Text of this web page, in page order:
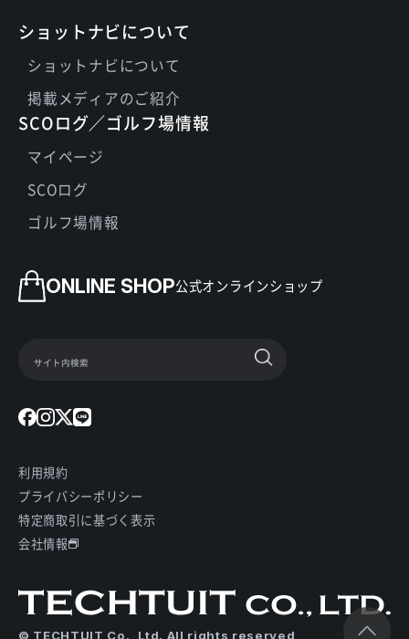
ONLINE SHOP公式オンラインショップ
利用規約
プライバシーポリシー
特定商取引に基づく表示
会社情報
© TECHTUIT Co., Ltd. All rights reserved
ショットナビについて
ショットナビについて
掲載メディアのご紹介
SCOログ／ゴルフ場情報
マイページ
SCOログ
ゴルフ場情報